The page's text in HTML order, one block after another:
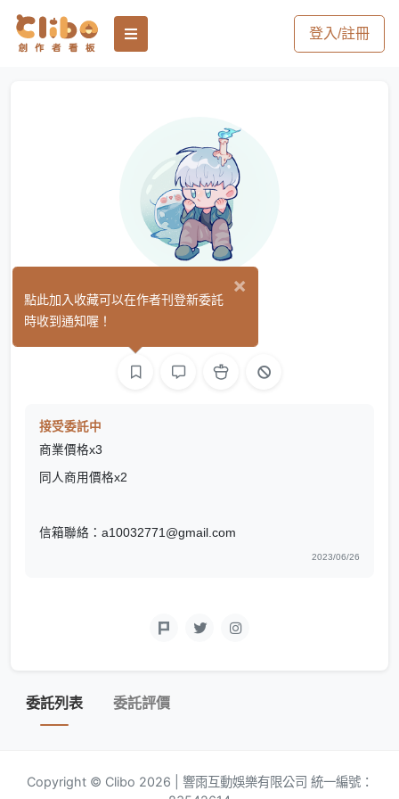
登入/註冊
ichnue
接受委託中
商業價格x3
同人商用價格x2
信箱聯絡：a10032771@gmail.com
2023/06/26
委託列表 委託評價
Copyright © Clibo 2026 | 響雨互動娛樂有限公司 統一編號：
×
點此加入收藏可以在作者刊登新委託
時收到通知喔！